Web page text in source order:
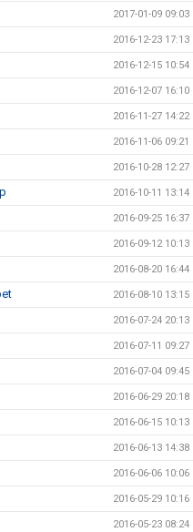
2017-01-09 09:03
2016-12-23 17:13
2016-12-15 10:54
2016-12-07 16:10
2016-11-27 14:22
2016-11-06 09:21
2016-10-28 12:27
2016-10-11 13:14
2016-09-25 16:37
2016-09-12 10:13
2016-08-20 16:44
2016-08-10 13:15
2016-07-24 20:13
2016-07-11 09:27
2016-07-04 09:45
2016-06-29 20:18
2016-06-15 10:13
2016-06-13 14:38
2016-06-06 10:06
2016-05-29 10:16
2016-05-23 08:24